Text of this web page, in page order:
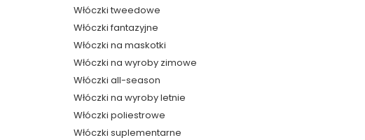
Włóczki tweedowe
Włóczki fantazyjne
Włóczki na maskotki
Włóczki na wyroby zimowe
Włóczki all-season
Włóczki na wyroby letnie
Włóczki poliestrowe
Włóczki suplementarne